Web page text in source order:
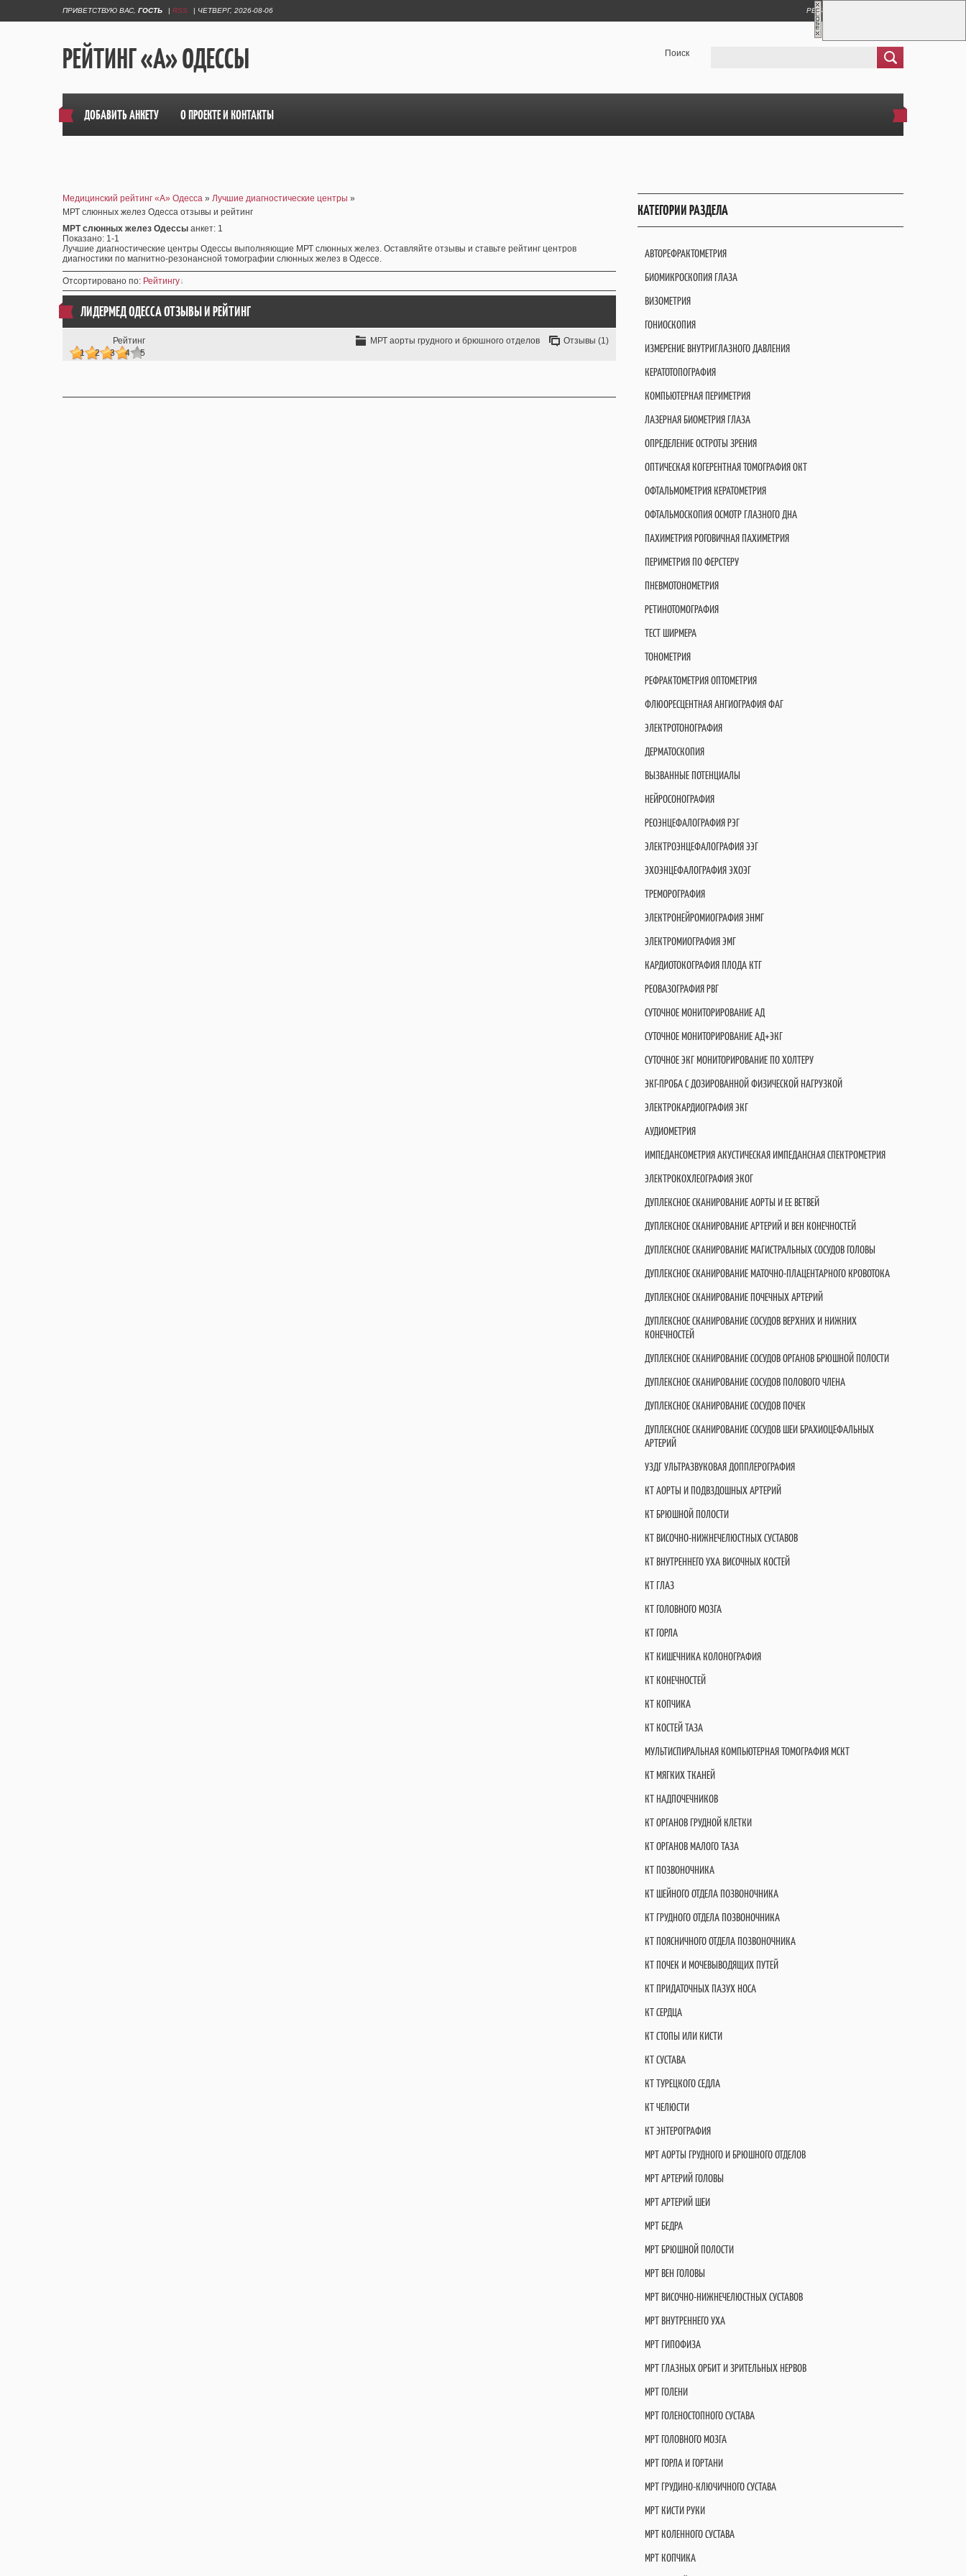
ПРИВЕТСТВУЮ ВАС ГОСТЬ | RSS | ЧЕТВЕРГ, 2026-08-06 РЕГИСТРАЦИЯ
РЕЙТИНГ «А» ОДЕССЫ Поиск
ДОБАВИТЬ АНКЕТУ О ПРОЕКТЕ И КОНТАКТЫ
Медицинский рейтинг «А» Одесса » Лучшие диагностические центры »
МРТ слюнных желез Одесса отзывы и рейтинг
МРТ слюнных желез Одессы анкет: 1
Показано: 1-1
Лучшие диагностические центры Одессы выполняющие МРТ слюнных желез. Оставляйте отзывы и ставьте рейтинг центров
диагностики по магнитно-резонансной томографии слюнных желез в Одессе.
Отсортировано по: Рейтингу
ЛИДЕРМЕД ОДЕССА ОТЗЫВЫИ РЕЙТИНГ
Рейтинг
1
2 3 4 5
МРТ аорты грудного и брюшного отделов Отзывы (1)
КАТЕГОРИИ РАЗДЕЛА
АВТОРЕФРАКТОМЕТРИЯ
БИОМИКРОСКОПИЯ ГЛАЗА
ВИЗОМЕТРИЯ
ГОНИОСКОПИЯ
ИЗМЕРЕНИЕ ВНУТРИГЛАЗНОГО ДАВЛЕНИЯ
КЕРАТОТОПОГРАФИЯ
КОМПЬЮТЕРНАЯ ПЕРИМЕТРИЯ
ЛАЗЕРНАЯ БИОМЕТРИЯ ГЛАЗА
ОПРЕДЕЛЕНИЕ ОСТРОТЫ ЗРЕНИЯ
ОПТИЧЕСКАЯ КОГЕРЕНТНАЯ ТОМОГРАФИЯ OКT
ОФТАЛЬМОМЕТРИЯ КЕРАТОМЕТРИЯ
ОФТАЛЬМОСКОПИЯ ОСМОТР ГЛАЗНОГО ДНА
ПАХИМЕТРИЯ РОГОВИЧНАЯ ПАХИМЕТРИЯ
ПЕРИМЕТРИЯ ПО ФЕРСТЕРУ
ПНЕВМОТОНОМЕТРИЯ
РЕТИНОТОМОГРАФИЯ
ТЕСТ ШИРМЕРА
ТОНОМЕТРИЯ
РЕФРАКТОМЕТРИЯ ОПТОМЕТРИЯ
ФЛЮОРЕСЦЕНТНАЯ АНГИОГРАФИЯ ФАГ
ЭЛЕКТРОТОНОГРАФИЯ
ДЕРМАТОСКОПИЯ
ВЫЗВАННЫЕ ПОТЕНЦИАЛЫ
НЕЙРОСОНОГРАФИЯ
РЕОЭНЦЕФАЛОГРАФИЯ РЭГ
ЭЛЕКТРОЭНЦЕФАЛОГРАФИЯ ЭЭГ
ЭХОЭНЦЕФАЛОГРАФИЯ ЭХОЭГ
ТРЕМОРОГРАФИЯ
ЭЛЕКТРОНЕЙРОМИОГРАФИЯ ЭНМГ
ЭЛЕКТРОМИОГРАФИЯ ЭМГ
КАРДИОТОКОГРАФИЯ ПЛОДА КТГ
РЕОВАЗОГРАФИЯ РВГ
СУТОЧНОЕ МОНИТОРИРОВАНИЕ АД
СУТОЧНОЕ МОНИТОРИРОВАНИЕ АД+ЭКГ
СУТОЧНОЕ ЭКГ МОНИТОРИРОВАНИЕ ПО ХОЛТЕРУ
ЭКГ-ПРОБА С ДОЗИРОВАННОЙ ФИЗИЧЕСКОЙ НАГРУЗКОЙ
ЭЛЕКТРОКАРДИОГРАФИЯ ЭКГ
АУДИОМЕТРИЯ
ИМПЕДАНСОМЕТРИЯ АКУСТИЧЕСКАЯ ИМПЕДАНСНАЯ СПЕКТРОМЕТРИЯ
ЭЛЕКТРОКОХЛЕОГРАФИЯ ЭКОГ
ДУПЛЕКСНОЕ СКАНИРОВАНИЕ АОРТЫ И ЕЕ ВЕТВЕЙ
ДУПЛЕКСНОЕ СКАНИРОВАНИЕ АРТЕРИЙ И ВЕН КОНЕЧНОСТЕЙ
ДУПЛЕКСНОЕ СКАНИРОВАНИЕ МАГИСТРАЛЬНЫХ СОСУДОВ ГОЛОВЫ
ДУПЛЕКСНОЕ СКАНИРОВАНИЕ МАТОЧНО-ПЛАЦЕНТАРНОГО КРОВОТОКА
ДУПЛЕКСНОЕ СКАНИРОВАНИЕ ПОЧЕЧНЫХ АРТЕРИЙ
ДУПЛЕКСНОЕ СКАНИРОВАНИЕ СОСУДОВ ВЕРХНИХ И НИЖНИХ
КОНЕЧНОСТЕЙ
ДУПЛЕКСНОЕ СКАНИРОВАНИЕ СОСУДОВ ОРГАНОВ БРЮШНОЙ ПОЛОСТИ
ДУПЛЕКСНОЕ СКАНИРОВАНИЕ СОСУДОВ ПОЛОВОГО ЧЛЕНА
ДУПЛЕКСНОЕ СКАНИРОВАНИЕ СОСУДОВ ПОЧЕК
ДУПЛЕКСНОЕ СКАНИРОВАНИЕ СОСУДОВ ШЕИ БРАХИОЦЕФАЛЬНЫХ
АРТЕРИЙ
УЗДГ УЛЬТРАЗВУКОВАЯ ДОППЛЕРОГРАФИЯ
КТ АОРТЫ И ПОДВЗДОШНЫХ АРТЕРИЙ
КТ БРЮШНОЙ ПОЛОСТИ
КТ ВИСОЧНО-НИЖНЕЧЕЛЮСТНЫХ СУСТАВОВ
КТ ВНУТРЕННЕГО УХА ВИСОЧНЫХ КОСТЕЙ
КТ ГЛАЗ
КТ ГОЛОВНОГО МОЗГА
КТ ГОРЛА
КТ КИШЕЧНИКА КОЛОНОГРАФИЯ
КТ КОНЕЧНОСТЕЙ
КТ КОПЧИКА
КТ КОСТЕЙ ТАЗА
МУЛЬТИСПИРАЛЬНАЯ КОМПЬЮТЕРНАЯ ТОМОГРАФИЯ МСКТ
КТ МЯГКИХ ТКАНЕЙ
КТ НАДПОЧЕЧНИКОВ
КТ ОРГАНОВ ГРУДНОЙ КЛЕТКИ
КТ ОРГАНОВ МАЛОГО ТАЗА
КТ ПОЗВОНОЧНИКА
КТ ШЕЙНОГО ОТДЕЛА ПОЗВОНОЧНИКА
КТ ГРУДНОГО ОТДЕЛА ПОЗВОНОЧНИКА
КТ ПОЯСНИЧНОГО ОТДЕЛА ПОЗВОНОЧНИКА
КТ ПОЧЕК И МОЧЕВЫВОДЯЩИХ ПУТЕЙ
КТ ПРИДАТОЧНЫХ ПАЗУХ НОСА
КТ СЕРДЦА
КТ СТОПЫ ИЛИ КИСТИ
КТ СУСТАВА
КТ ТУРЕЦКОГО СЕДЛА
КТ ЧЕЛЮСТИ
КТ ЭНТЕРОГРАФИЯ
МРТ АОРТЫ ГРУДНОГО И БРЮШНОГО ОТДЕЛОВ
МРТ АРТЕРИЙ ГОЛОВЫ
МРТ АРТЕРИЙ ШЕИ
МРТ БЕДРА
МРТ БРЮШНОЙ ПОЛОСТИ
МРТ ВЕН ГОЛОВЫ
МРТ ВИСОЧНО-НИЖНЕЧЕЛЮСТНЫХ СУСТАВОВ
МРТ ВНУТРЕННЕГО УХА
МРТ ГИПОФИЗА
МРТ ГЛАЗНЫХ ОРБИТ И ЗРИТЕЛЬНЫХ НЕРВОВ
МРТ ГОЛЕНИ
МРТ ГОЛЕНОСТОПНОГО СУСТАВА
МРТ ГОЛОВНОГО МОЗГА
МРТ ГОРЛА И ГОРТАНИ
МРТ ГРУДИНО-КЛЮЧИЧНОГО СУСТАВА
МРТ КИСТИ РУКИ
МРТ КОЛЕННОГО СУСТАВА
МРТ КОПЧИКА